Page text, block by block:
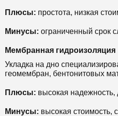
Плюсы: простота, низкая
Минусы: ограниченный срок
Мембранная гидроизоляция
Укладка на дно
геомембран, бентонитовых
Плюсы: высокая надежность,
Минусы: высокая стоимость,